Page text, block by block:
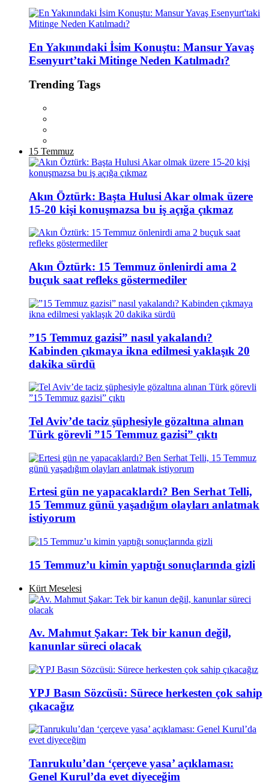
En Yakınındaki İsim Konuştu: Mansur Yavaş
Esenyurt’taki Mitinge Neden Katılmadı?
Trending Tags
15 Temmuz
Akın Öztürk: Başta Hulusi Akar olmak üzere
15-20 kişi konuşmazsa bu iş açığa çıkmaz
Akın Öztürk: 15 Temmuz önlenirdi ama 2
buçuk saat refleks göstermediler
”15 Temmuz gazisi” nasıl yakalandı?
Kabinden çıkmaya ikna edilmesi yaklaşık 20
dakika sürdü
Tel Aviv’de taciz şüphesiyle gözaltına alınan
Türk görevli ”15 Temmuz gazisi” çıktı
Ertesi gün ne yapacaklardı? Ben Serhat Telli,
15 Temmuz günü yaşadığım olayları anlatmak
istiyorum
15 Temmuz’u kimin yaptığı sonuçlarında gizli
Kürt Meselesi
Av. Mahmut Şakar: Tek bir kanun değil,
kanunlar süreci olacak
YPJ Basın Sözcüsü: Sürece herkesten çok sahip
çıkacağız
Tanrukulu’dan ‘çerçeve yasa’ açıklaması:
Genel Kurul’da evet diyeceğim